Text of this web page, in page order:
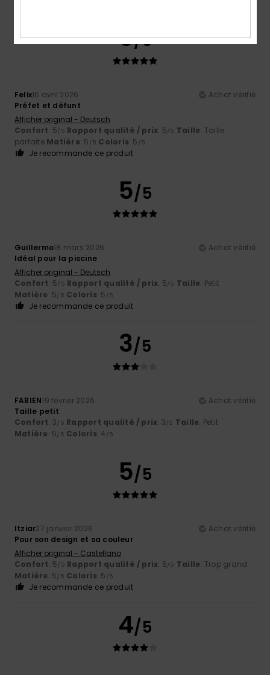
5/5
Felix16 avril 2026
Achat vérifié
Préfet et défunt
Afficher original - Deutsch
Confort: 5/5 Rapport qualité / prix: 5/5 Taille: Taille
parfaite Matière: 5 /5 Coloris: 5 /5
Je recommande ce produit
5/5
Guillermo18 mars 2026
Achat vérifié
Idéal pour la piscine
Afficher original - Deutsch
Confort: 5/5 Rapport qualité / prix: 5/5 Taille: Petit
Matière: 5/5 Coloris: 5 /5
Je recommande ce produit
3/5
FABIEN19 février 2026
Achat vérifié
Taille petit
Confort: 3/5 Rapport qualité / prix: 3/5 Taille: Petit
Matière: 5/5 Coloris: 4 /5
5/5
Itziar27 janvier 2026
Achat vérifié
Pour son design et sa couleur
Afficher original - Castellano
Confort: 5/5 Rapport qualité / prix: 5/5 Taille: Trop grand
Matière: 5/5 Coloris: 5 /5
Je recommande ce produit
4/5